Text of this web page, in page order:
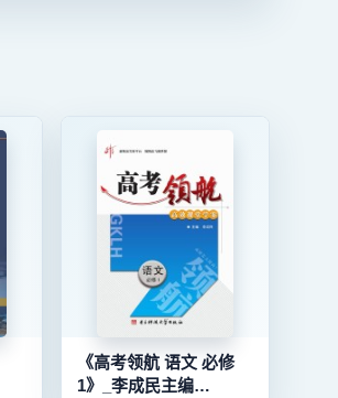
《高考领航 语文 必修
1》_李成民主编